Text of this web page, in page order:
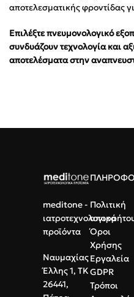
αποτελεσματικής φροντίδας
Επιλέξτε πνευμονολογικό
συνδυάζουν τεχνολογία και
αποτελέσματα στην
meditone -
ιατροτεχνολογικά
προϊόντα
Ναυμαχίας
Έλλης 1, ΤΚ
26441,
Πολιτική
Όροι
Χρήσης
Εργαλεία
GDPR
Τρόποι